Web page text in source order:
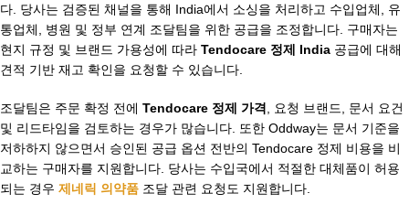
다. 당사는 검증된 채널을 통해 India에서 소싱을 처리하고 수입업체, 유
통업체, 병원 및 정부 연계 조달팀을 위한 공급을 조정합니다. 구매자는
현지 규정 및 브랜드 가용성에 따라 Tendocare 정제 India 공급에 대해
견적 기반 재고 확인을 요청할 수 있습니다.
조달팀은 주문 확정 전에 Tendocare 정제 가격
, 요청 브랜드, 문서 요건
및 리드타임을 검토하는 경우가 많습니다. 또한 Oddway는 문서 기준을
저하하지 않으면서 승인된 공급 옵션 전반의 Tendocare 정제 비용을 비
교하는 구매자를 지원합니다. 당사는 수입국에서 적절한 대체품이 허용
되는 경우 제네릭 의약품 조달 관련 요청도 지원합니다.